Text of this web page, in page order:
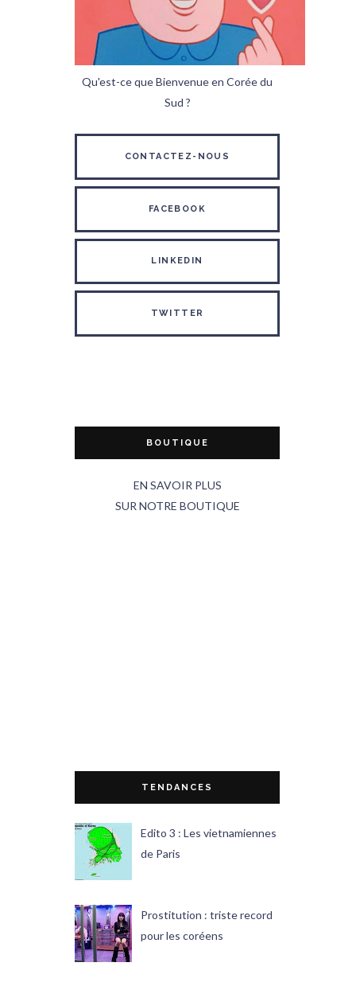
Qu'est-ce que Bienvenue en Corée du
Sud ?
CONTACTEZ-NOUS
FACEBOOK
LINKEDIN
TWITTER
BOUTIQUE
EN SAVOIR PLUS
SUR NOTRE BOUTIQUE
TENDANCES
Edito 3 : Les vietnamiennes
de Paris
Prostitution : triste record
pour les coréens